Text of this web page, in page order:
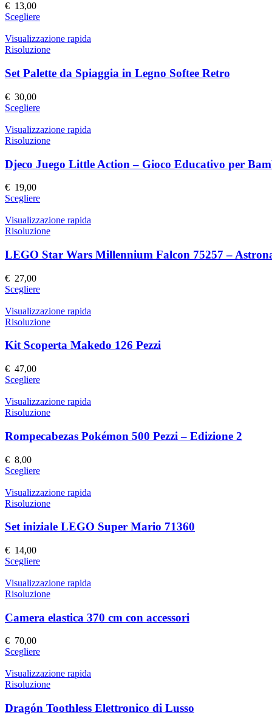
scelte
nella
pagina
del
prodotto
€ 13,00
ScegliereQuesto
ha
più
Le
opzioni
scelte
nella
pagina
del
prodotto
Visualizzazione rapida
Risoluzione
Set Palette da Spiaggia in Legno Softee Retro
€ 30,00
ScegliereQuesto
ha
più
Le
opzioni
scelte
nella
pagina
del
prodotto
Visualizzazione rapida
Risoluzione
Djeco Juego Little Action – Gioco Educativo per
€ 19,00
ScegliereQuesto
ha
più
Le
opzioni
scelte
nella
pagina
del
prodotto
Visualizzazione rapida
Risoluzione
LEGO Star Wars Millennium Falcon 75257 –
€ 27,00
ScegliereQuesto
ha
più
Le
opzioni
scelte
nella
pagina
del
prodotto
Visualizzazione rapida
Risoluzione
Kit Scoperta Makedo 126 Pezzi
€ 47,00
ScegliereQuesto
ha
più
Le
opzioni
scelte
nella
pagina
del
prodotto
Visualizzazione rapida
Risoluzione
Rompecabezas Pokémon 500 Pezzi – Edizione 2
€ 8,00
ScegliereQuesto
ha
più
Le
scelte
nella
pagina
del
prodotto
Visualizzazione rapida
Risoluzione
Set iniziale LEGO Super Mario 71360
€ 14,00
ScegliereQuesto
ha
più
Le
opzioni
scelte
nella
pagina
del
prodotto
Visualizzazione rapida
Risoluzione
Camera elastica 370 cm con accessori
€ 70,00
ScegliereQuesto
ha
più
Le
opzioni
Visualizzazione rapida
Risoluzione
Dragón Toothless Elettronico di Lusso